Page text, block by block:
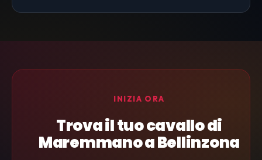
INIZIA ORA
Trova il tuo cavallo di
Maremmano a Bellinzona